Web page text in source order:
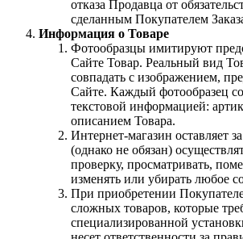
отказа Продавца от
сделанным Покупателем
Информация о Товаре
Фотообразцы имитируют
Сайте Товар. Реальный вид
совпадать с изображением,
Сайте. Каждый фотообразец
текстовой информацией:
описанием Товара.
Интернет-магазин оставляет
(однако не обязан)
проверку, просматривать,
изменять или убирать любое
При приобретении
сложных товаров, которые
специализированной